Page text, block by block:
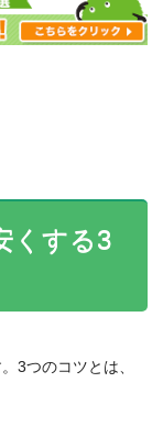
くする3
3つのコツとは、